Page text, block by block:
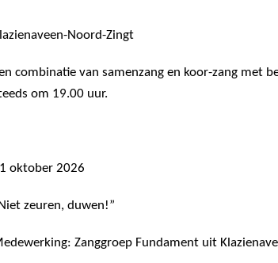
Noord-Zingt
combinatie van samenzang en koor-zang met
om 19.00 uur.
oktober 2026
zeuren, duwen!”
Zanggroep Fundament uit